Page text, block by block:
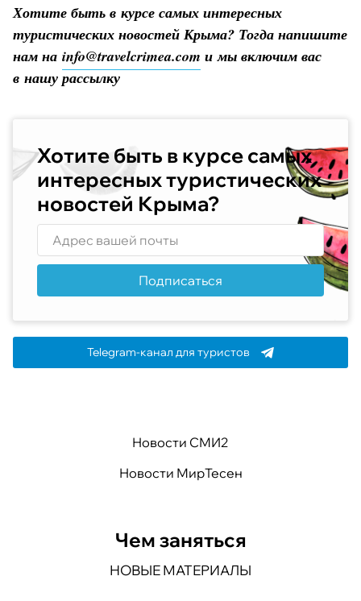
Хотите быть в курсе самых интересных
туристических новостей Крыма? Тогда напишите
нам на info@travelcrimea.com и мы включим вас
в нашу рассылку
Хотите быть в курсе самых
интересных туристических
новостей Крыма?
Подписаться
Telegram-канал для туристов
Новости СМИ2
Новости МирТесен
Чем заняться
НОВЫЕ МАТЕРИАЛЫ